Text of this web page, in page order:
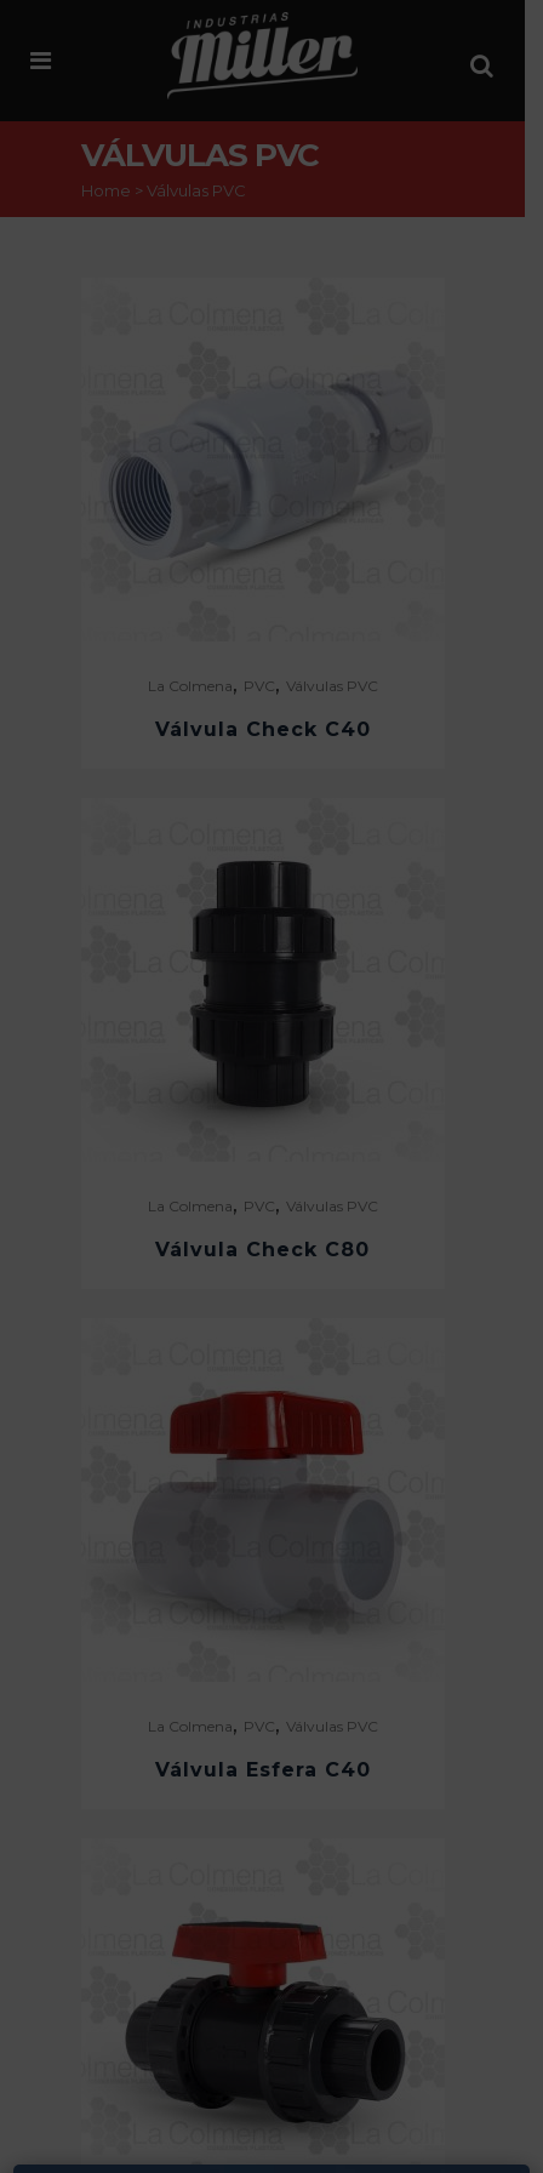
VÁLVULAS PVC
Home >Válvulas PVC
La Colmena, PVC , Válvulas PVC
Válvula Check C40
La Colmena, PVC , Válvulas PVC
Válvula Check C80
La Colmena, PVC , Válvulas PVC
Válvula Esfera C40